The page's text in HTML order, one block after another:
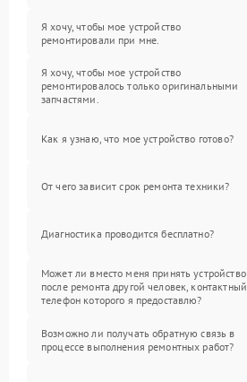
Я хочу, чтобы мое устройство
ремонтировали при мне.
Я хочу, чтобы мое устройство
ремонтировалось только оригинальными
запчастями.
Как я узнаю, что мое устройство готово?
От чего зависит срок ремонта техники?
Диагностика проводится бесплатно?
Может ли вместо меня принять устройство
после ремонта другой человек, контактный
телефон которого я предоставлю?
Возможно ли получать обратную связь в
процессе выполнения ремонтных работ?